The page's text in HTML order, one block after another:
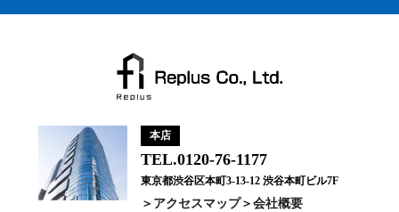
本店
TEL.0120-76-1177
東京都渋谷区本町3-13-12 渋谷本町ビル7F
アクセスマップ 会社概要